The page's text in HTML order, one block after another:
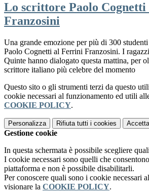
Lo scrittore Paolo
Franzosini
Una grande emozione per più di 300
Paolo Cognetti al Ferrini Franzosini. I
Quinte hanno dialogato questa mattina, per
scrittore italiano più celebre del momento
Questo sito o gli strumenti terzi da questo
cookie necessari al funzionamento ed utili
COOKIE POLICY.
Personalizza Rifiuta tutti i cookies
Gestione cookie
In questa schermata è possibile scegliere
I cookie necessari sono quelli che
piattaforma e non è possibile disabilitarli.
Per conoscere quali sono i cookie necessari
visionare la COOKIE POLICY.